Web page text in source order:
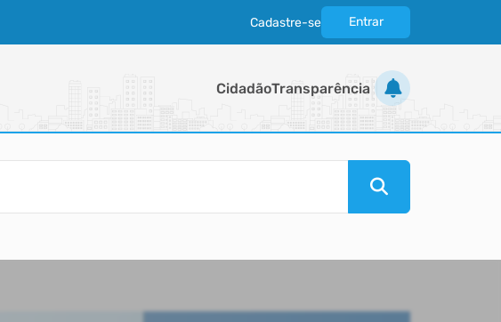
Cadastre-se Entrar
CidadãoTransparência